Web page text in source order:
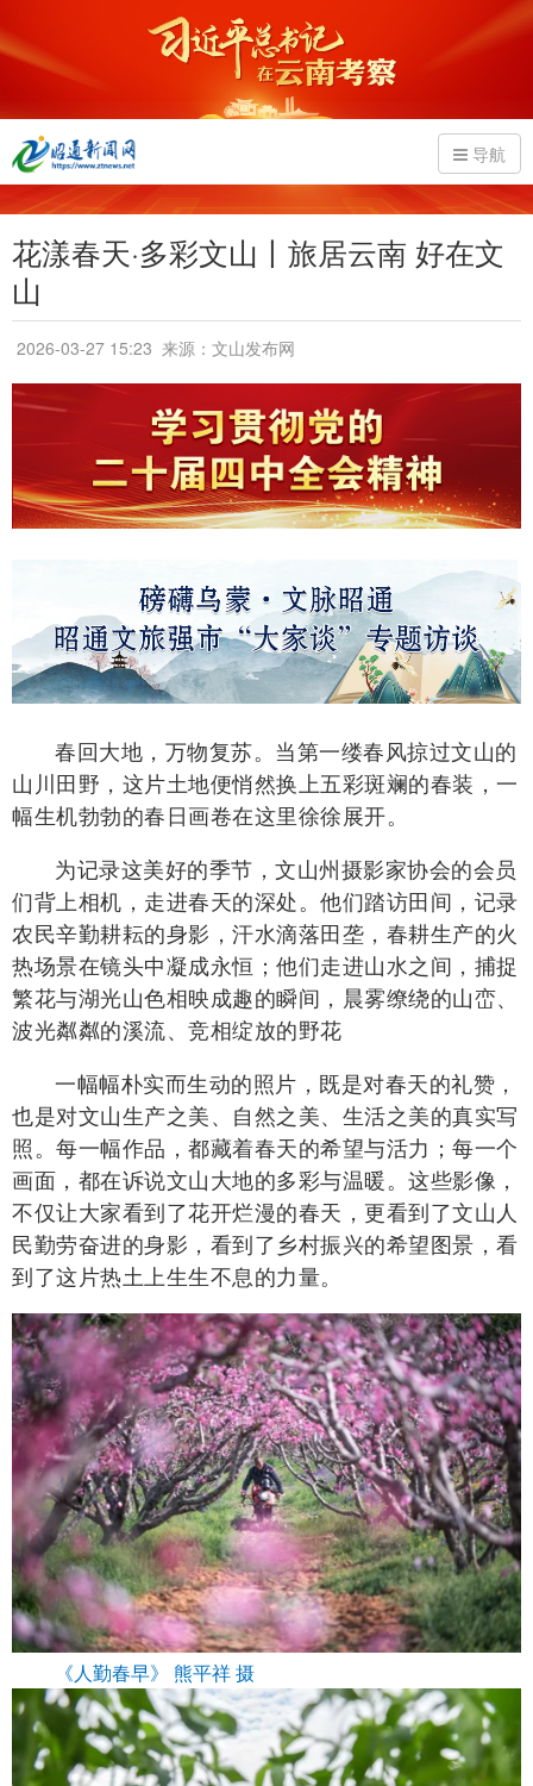
导航
花漾春天·多彩文山丨旅居云南 好在文
山
2026-03-27 15:23 来源：文山发布网
春回大地，万物复苏。当第一缕春风掠过文山的
山川田野，这片土地便悄然换上五彩斑斓的春装，一
幅生机勃勃的春日画卷在这里徐徐展开。
为记录这美好的季节，文山州摄影家协会的会员
们背上相机，走进春天的深处。他们踏访田间，记录
农民辛勤耕耘的身影，汗水滴落田垄，春耕生产的火
热场景在镜头中凝成永恒；他们走进山水之间，捕捉
繁花与湖光山色相映成趣的瞬间，晨雾缭绕的山峦、
波光粼粼的溪流、竞相绽放的野花
一幅幅朴实而生动的照片，既是对春天的礼赞，
也是对文山生产之美、自然之美、生活之美的真实写
照。每一幅作品，都藏着春天的希望与活力；每一个
画面，都在诉说文山大地的多彩与温暖。这些影像，
不仅让大家看到了花开烂漫的春天，更看到了文山人
民勤劳奋进的身影，看到了乡村振兴的希望图景，看
到了这片热土上生生不息的力量。
《人勤春早》 熊平祥 摄